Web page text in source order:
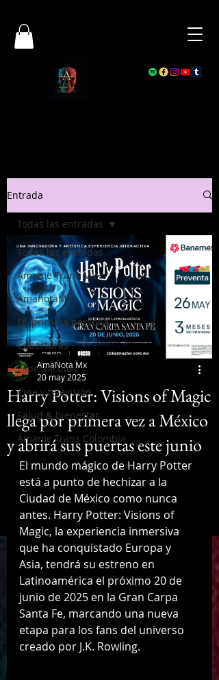
Entrada
Todas las entradas
Ámame Trans Mx
AmanotaMx
En primera persona
Coberturas
Espectáculos
Cine y televisión
Salud & bienestar
Ámame Trans Colombia
Todas las entradas
Harry Potter: Visions of Magic
llega por primera vez a México
y abrirá sus puertas este junio
AmaNota Mx
20 may 2025
El mundo mágico de Harry Potter
está a punto de hechizar a la
Ciudad de México como nunca
antes. Harry Potter: Visions of
Magic, la experiencia inmersiva
que ha conquistado Europa y
Asia, tendrá su estreno en
Latinoamérica el próximo 20 de
junio de 2025 en la Gran Carpa
Santa Fe, marcando una nueva
etapa para los fans del universo
creado por J.K. Rowling.